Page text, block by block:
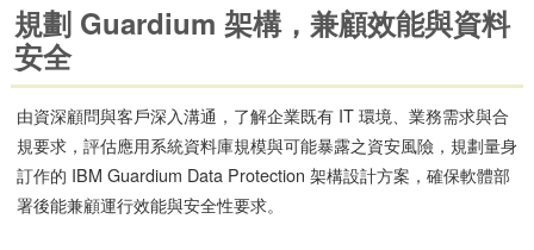
規劃 Guardium 架構，兼顧效能與資料
安全
由資深顧問與客戶深入溝通，了解企業既有 IT 環境、業務需求與合
規要求，評估應用系統資料庫規模與可能暴露之資安風險，規劃量身
訂作的 IBM Guardium Data Protection 架構設計方案，確保軟體部
署後能兼顧運行效能與安全性要求。